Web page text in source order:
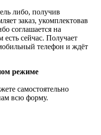
либо, получив
заказ, укомплектовав
соглашается на
сейчас. Получает
телефон и ждёт
режиме
самостоятельно
всю форму.